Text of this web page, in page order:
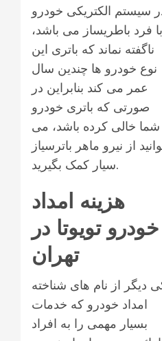
سیستم الکتریکی خودرو
با فرد باطریساز می باشد،
ناگفته نماند که باتری این
نوع خودرو ها چندین سال
عمر می کند بنابراین در
صورتی که باتری خودرو
شما خالی کرده باشد، می
از نیرو ماهر باترسیاز
سیار کمک بگیرید.
هزینه امداد
خودرو تویوتا در
تهران
دیگر از نام های شناخته
امداد خودرو که خدمات
بسیار مهمی را به افراد